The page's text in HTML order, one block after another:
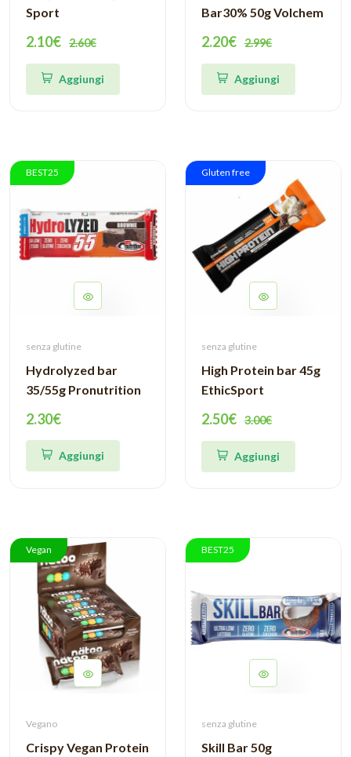
Sport
2.10€ 2.60€
Aggiungi
Bar30% 50g Volchem
2.20€ 2.99€
Aggiungi
BEST25
senza glutine
Hydrolyzed bar
35/55g Pronutrition
2.30€
Aggiungi
Gluten free
senza glutine
High Protein bar 45g
EthicSport
2.50€ 3.00€
Aggiungi
Vegan
Vegano
Crispy Vegan Protein
BEST25
senza glutine
Skill Bar 50g